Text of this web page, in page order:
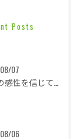
Posts
07
06